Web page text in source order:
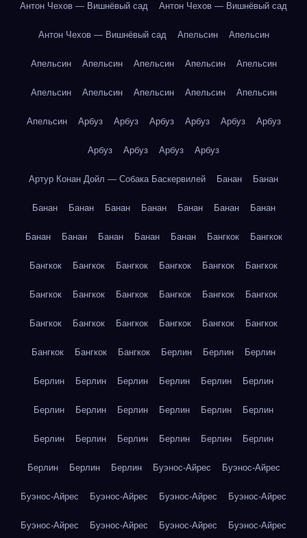
Антон Чехов — Вишнёвый сад Антон Чехов — Вишнёвый сад
Антон Чехов — Вишнёвый сад Апельсин Апельсин
Апельсин Апельсин Апельсин Апельсин Апельсин
Апельсин Апельсин Апельсин Апельсин Апельсин
Апельсин Арбуз Арбуз Арбуз Арбуз Арбуз Арбуз
Арбуз Арбуз Арбуз Арбуз
Артур Конан Дойл — Собака Баскервилей Банан Банан
Банан Банан Банан Банан Банан Банан Банан
Банан Банан Банан Банан Банан Бангкок Бангкок
Бангкок Бангкок Бангкок Бангкок Бангкок Бангкок
Бангкок Бангкок Бангкок Бангкок Бангкок Бангкок
Бангкок Бангкок Бангкок Бангкок Бангкок Бангкок
Бангкок Бангкок Бангкок Берлин Берлин Берлин
Берлин Берлин Берлин Берлин Берлин Берлин
Берлин Берлин Берлин Берлин Берлин Берлин
Берлин Берлин Берлин Берлин Берлин Берлин
Берлин Берлин Берлин Буэнос-Айрес Буэнос-Айрес
Буэнос-Айрес Буэнос-Айрес Буэнос-Айрес Буэнос-Айрес
Буэнос-Айрес Буэнос-Айрес Буэнос-Айрес Буэнос-Айрес